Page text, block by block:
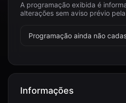
A programação exibida é
alterações sem aviso prévio
Programação ainda não
Informações